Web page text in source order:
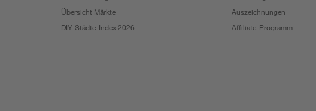
Übersicht Märkte
DIY-Städte-Index 2026
Auszeichnungen
Affiliate-Programm